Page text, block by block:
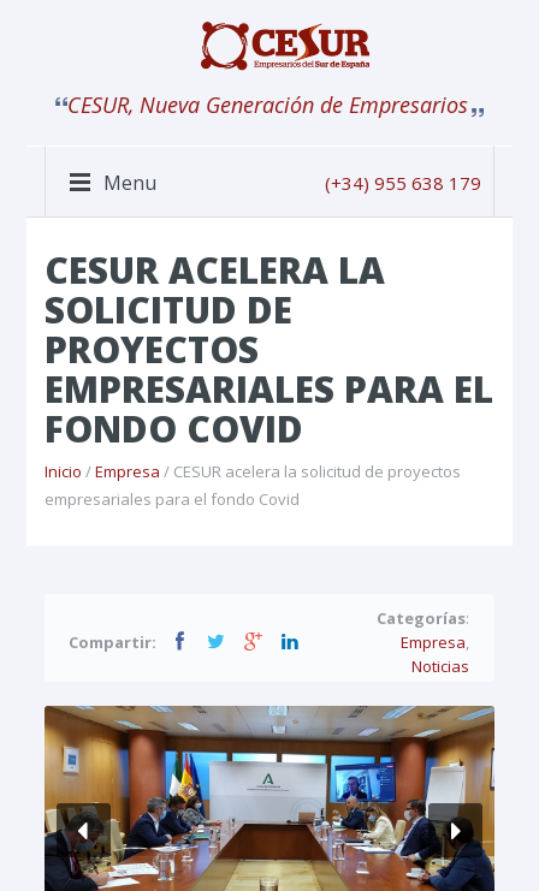
CESUR, Nueva Generación de Empresarios
Menu (+34) 955 638 179
CESUR ACELERA LA
SOLICITUD DE
PROYECTOS
EMPRESARIALES PARA EL
FONDO COVID
Inicio /Empresa / CESUR acelera la solicitud de proyectos
empresariales para el fondo Covid
Compartir:
Categorías:
Empresa
Noticias